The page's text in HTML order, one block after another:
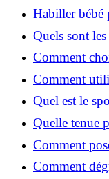
Habiller bébé
Quels sont
enfant ?
Comment
votre visage ?
Comment
Quel est le
Quelle tenue
Comment
battue ?
Comment